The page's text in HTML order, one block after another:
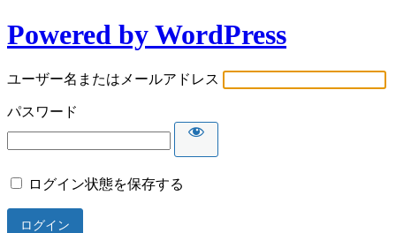
Powered by WordPress
ユーザー名またはメールアドレス
パスワード
ログイン状態を保存する